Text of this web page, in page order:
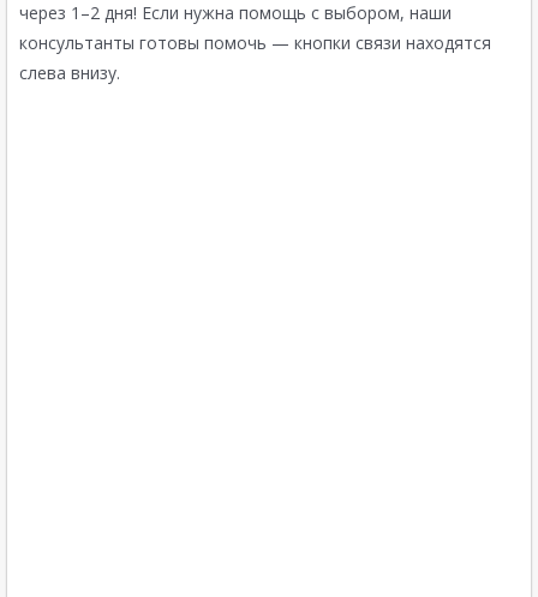
через 1–2 дня! Если нужна помощь с выбором, наши
консультанты готовы помочь — кнопки связи находятся
слева внизу.